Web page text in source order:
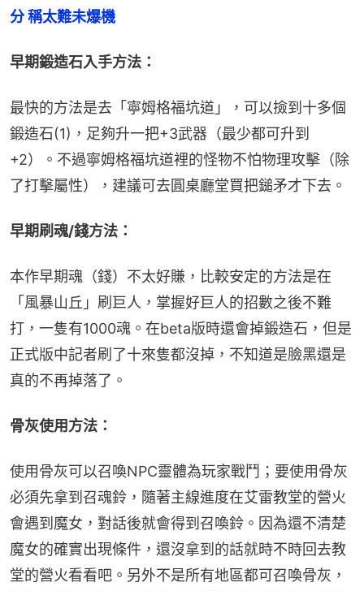
分 稱太難未爆機
早期鍛造石入手方法：
最快的方法是去「寧姆格福坑道」，可以撿到十多個
鍛造石(1)，足夠升一把+3武器（最少都可升到
+2）。不過寧姆格福坑道裡的怪物不怕物理攻擊（除
了打擊屬性），建議可去圓桌廳堂買把鎚矛才下去。
早期刷魂/錢方法：
本作早期魂（錢）不太好賺，比較安定的方法是在
「風暴山丘」刷巨人，掌握好巨人的招數之後不難
打，一隻有1000魂。在beta版時還會掉鍛造石，但是
正式版中記者刷了十來隻都沒掉，不知道是臉黑還是
真的不再掉落了。
骨灰使用方法：
使用骨灰可以召喚NPC靈體為玩家戰鬥；要使用骨灰
必須先拿到召魂鈴，隨著主線進度在艾雷教堂的營火
會遇到魔女，對話後就會得到召喚鈴。因為還不清楚
魔女的確實出現條件，還沒拿到的話就時不時回去教
堂的營火看看吧。另外不是所有地區都可召喚骨灰，